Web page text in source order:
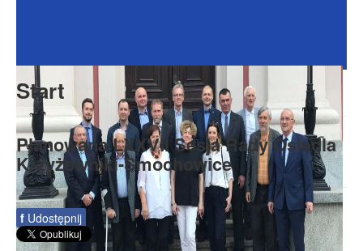
Rada Seniorów
Start
Planowana LXXVII Sesja Rady Osiedla
Krzyżowniki-Smochowice
f Udostępnij